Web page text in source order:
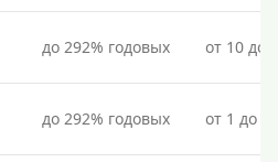
до 292% годовых от 10 до
до 292% годовых от 1 до